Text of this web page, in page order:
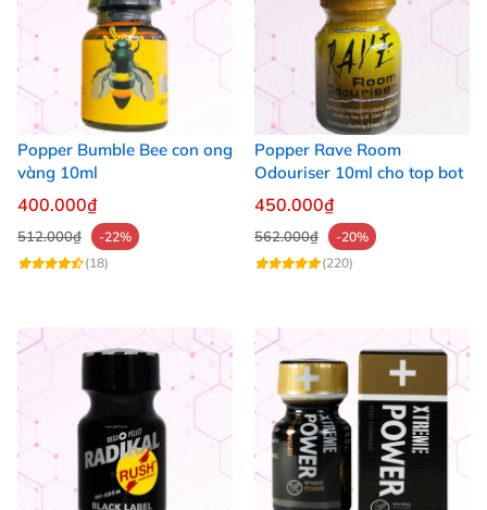
Popper Bumble Bee con ong
vàng 10ml
400.000₫
512.000₫
-22%
(18)
Popper Rave Room
Odouriser 10ml cho top bot
450.000₫
562.000₫
-20%
(220)